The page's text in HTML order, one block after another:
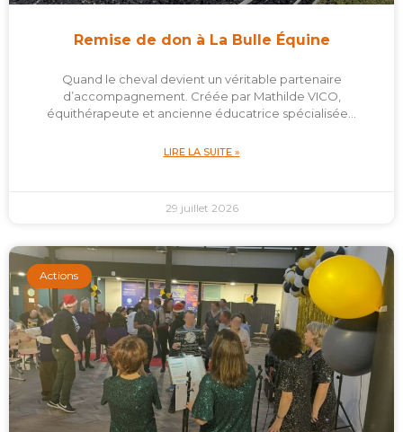
Remise de don à La Bulle Équine
Quand le cheval devient un véritable partenaire
d’accompagnement. Créée par Mathilde VICO,
équithérapeute et ancienne éducatrice spécialisée…
LIRE LA SUITE »
29 juillet 2026
Actions